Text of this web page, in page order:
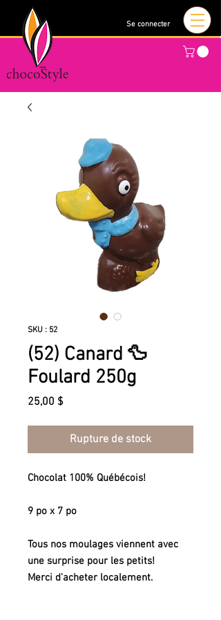
Se connecter
SKU : 52
(52) Canard 🦆
Foulard 250g
25,00 $Prix
Rupture de stock
Chocolat 100% Québécois!
9 po x 7 po
Tous nos moulages viennent avec
une surprise pour les petits!
Merci d'acheter localement.